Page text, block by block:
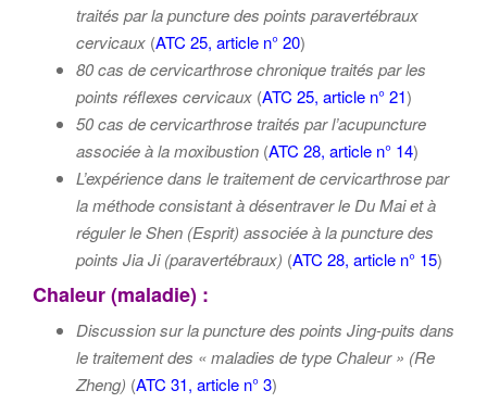
traités par la puncture des points paravertébraux
cervicaux (ATC 25, article n° 20)
80 cas de cervicarthrose chronique traités par les
points réflexes cervicaux (ATC 25, article n° 21)
50 cas de cervicarthrose traités par l’acupuncture
associée à la moxibustion (ATC 28, article n° 14)
L’expérience dans le traitement de cervicarthrose par
la méthode consistant à désentraver le Du Mai et à
réguler leShen (Esprit) associée à la puncture des
points Jia Ji (paravertébraux) (ATC 28, article n° 15)
Chaleur (maladie) :
Discussion sur la puncture des points Jing-puits dans
le traitement des « maladies de type Chaleur » (Re
Zheng) (ATC 31, article n° 3)